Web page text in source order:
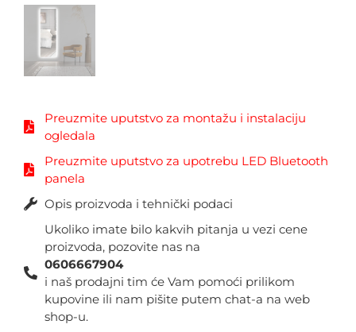
Preuzmite uputstvo za montažu i instalaciju
ogledala
Preuzmite uputstvo za upotrebu LED Bluetooth
panela
Opis proizvoda i tehnički podaci
Ukoliko imate bilo kakvih pitanja u vezi cene
proizvoda, pozovite nas na
0606667904
i naš prodajni tim će Vam pomoći prilikom
kupovine ili nam pišite putem chat-a na web
shop-u.